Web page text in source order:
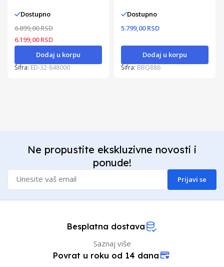
Dostupno
6.899,00 RSD
6.199,00 RSD
Dodaj u korpu
Šifra: ED-32-848000
Dostupno
5.799,00 RSD
Dodaj u korpu
Šifra: BBQ886
Ne propustite ekskluzivne novosti i
ponude!
Prijavi se
Besplatna dostava
Saznaj više
Povrat u roku od 14 dana